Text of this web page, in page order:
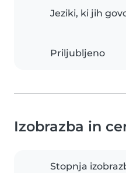
Jeziki, ki jih
Priljubljeno
Izobrazba in
Stopnja